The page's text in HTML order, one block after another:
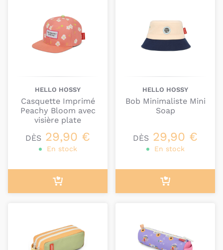
enfants à affirmer leur personnalité avec confiance
et bonne humeur .
À travers descollections modernes et joyeuses
aventures, en mêlant style, praticité et créativité
pour faire rimer enfance avec liberté et fun.
HELLO HOSSY
Casquette Imprimé
Peachy Bloom avec
visière plate
DÈS 29,90 €
En stock
HELLO HOSSY
Bob Minimaliste Mini
Soap
DÈS 29,90 €
En stock